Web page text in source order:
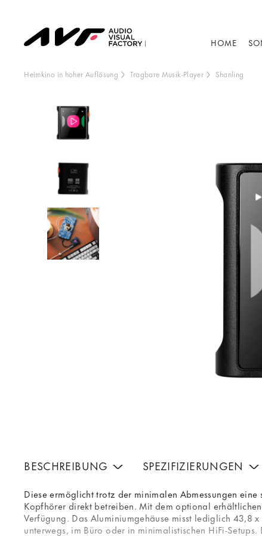
HOME
Heimkino in hoher Auflösung Tragbare Musik-Player Shanling
BESCHREIBUNG
Diese ermöglicht trotz der minimalen Abmessungen
Kopfhörer direkt betreiben. Mit dem optional
Verfügung. Das Aluminiumgehäuse misst lediglich
unterwegs, im Büro oder in minimalistischen HiFi-
SPEZIFIZIERUNGEN